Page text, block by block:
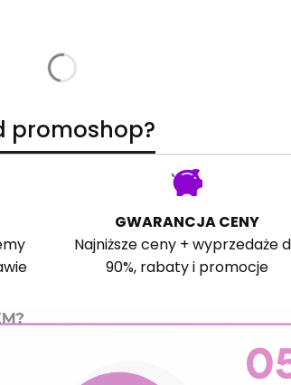
promoshop?
GWARANCJA CENY
Najniższe ceny + wyprzedaże
90%, rabaty i promocje